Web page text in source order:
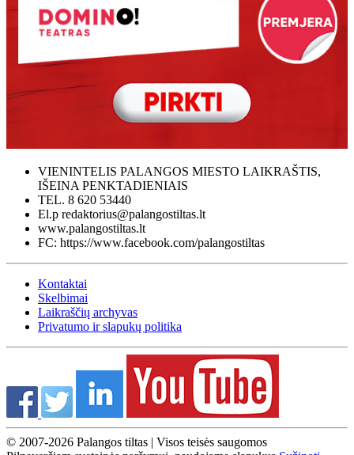
VIENINTELIS PALANGOS MIESTO LAIKRAŠTIS,
IŠEINA PENKTADIENIAIS
TEL. 8 620 53440
El.p redaktorius@palangostiltas.lt
www.palangostiltas.lt
FC: https://www.facebook.com/palangostiltas
Kontaktai
Skelbimai
Laikraščių archyvas
Privatumo ir slapukų politika
© 2007-2026 Palangos tiltas | Visos teisės saugomos